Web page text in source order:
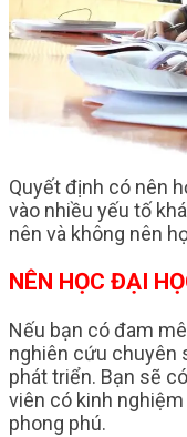
Quyết định có nên
vào nhiều yếu tố
nên và không nên
NÊN HỌC ĐẠI
Nếu bạn có đam
nghiên cứu chuyên
phát triển. Bạn sẽ
viên có kinh
phong phú.